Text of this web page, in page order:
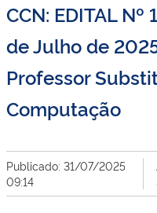
CCN: EDITAL
de Julho de
Professor
Computação
Publicado: 31/07/2025
09:14